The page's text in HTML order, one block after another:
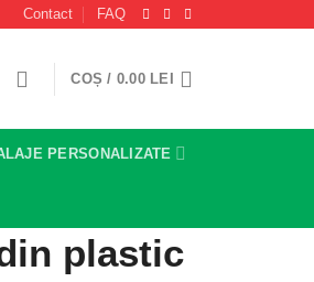
Contact FAQ
COȘ / 0.00 LEI
PERSONALIZATE
plastic